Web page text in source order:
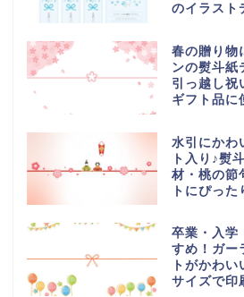
のイラスト
春の贈り物
ンの熨斗紙
引っ越し祝
ギフト品に
水引にかわ
ト入り♪熨
材・桃の節
トにぴった
卒業・入学
すめ！ガー
トがかわ
サイズで印